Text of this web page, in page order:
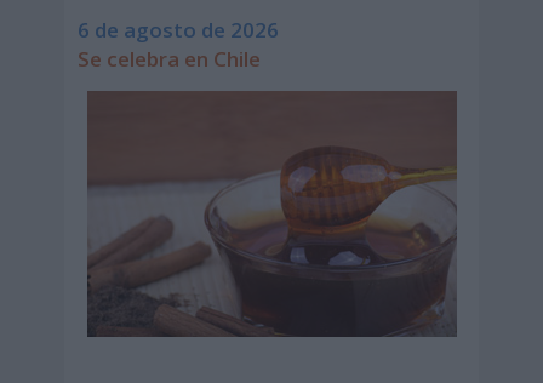
6 de agosto de 2026
Se celebra en Chile